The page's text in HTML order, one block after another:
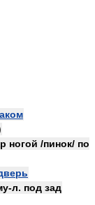
ногой /пинок/ по
л. под зад